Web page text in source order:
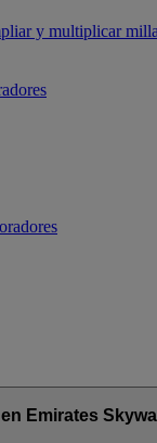
y multiplicar
de
y experiencias
Emirates